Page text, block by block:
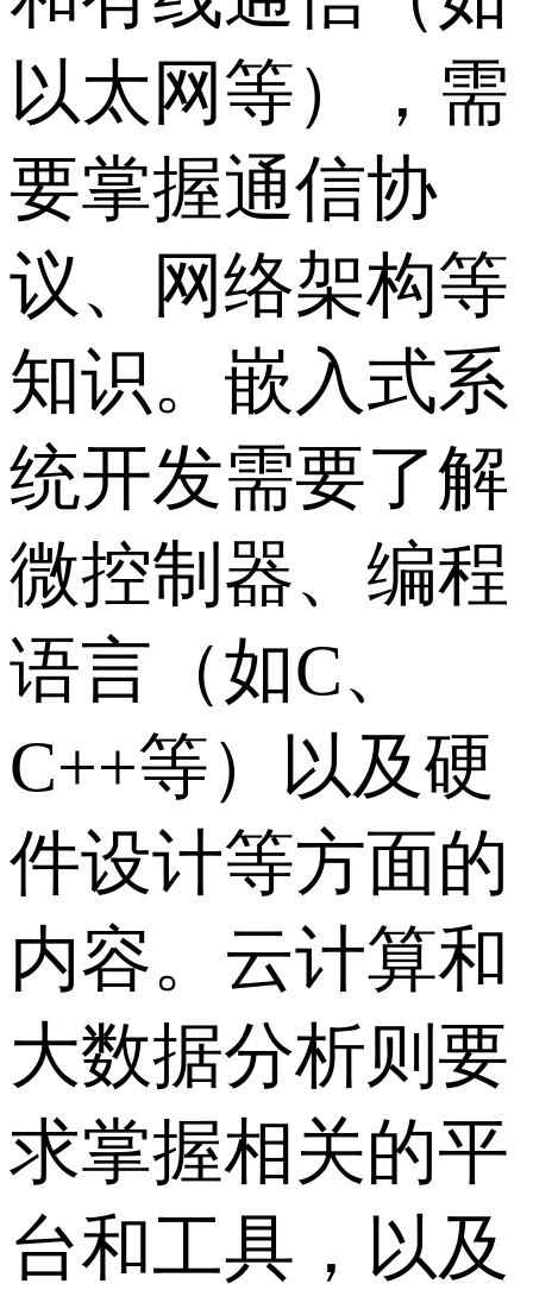
以太网等），需
要掌握通信协
议、网络架构等
知识。嵌入式系
统开发需要了解
微控制器、编程
语言（如C、
C++等）以及硬
件设计等方面的
内容。云计算和
大数据分析则要
求掌握相关的平
台和工具，以及